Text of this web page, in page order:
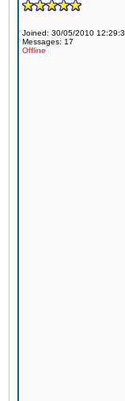
Joined: 30/05/2010
Messages: 17
Offline